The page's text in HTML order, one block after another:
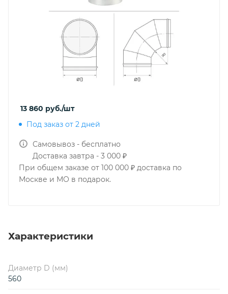
13 860 руб./шт
Под заказ от 2 дней
Самовывоз - бесплатно
Доставка завтра - 3 000 ₽
При общем заказе от 100 000 ₽ доставка по
Москве и МО в подарок.
Характеристики
Диаметр D (мм)
560